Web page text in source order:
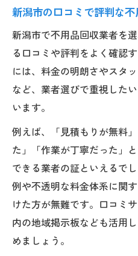
持ち込み対応の不
安心して安く処分で
不用品回収で安心
新潟市の安いゴ
口コミで選ぶ安
不用品回収時の
新潟市の口コミで評判な
新潟市で不用品回収業者を
る口コミや評判をよく確認
には、料金の明朗さやスタ
など、業者選びで重視した
います。
例えば、「見積もりが無料
た」「作業が丁寧だった」
できる業者の証といえるで
例や不透明な料金体系に関
けた方が無難です。口コミ
内の地域掲示板なども活用
めましょう。